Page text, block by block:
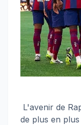
L'avenir de
de plus en